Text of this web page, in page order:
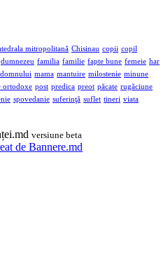
mitropolitană Chisinau copii copil
dumnezeu familia familie fapte bune femeie har
mama mantuire milostenie minune
ortodoxe post predica preot păcate rugăciune
spovedanie suferinţă suflet tineri viata
versiune beta